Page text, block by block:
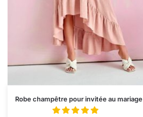
Robe champêtre pour invitée au mariage